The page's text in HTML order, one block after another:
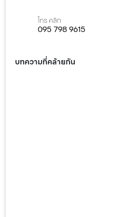
โทร คลิก
095 798 9615
บทความที่คล้ายกัน